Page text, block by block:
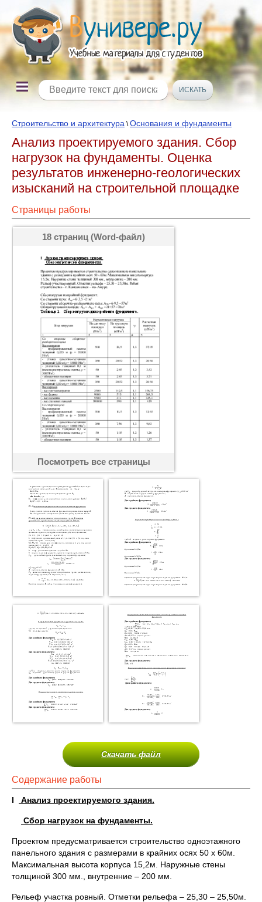
Строительство и архитектура \Основания и фундаменты
Анализ проектируемого здания. Сбор
нагрузок на фундаменты. Оценка
результатов инженерно-геологических
изысканий на строительной площадке
Страницы работы
18 страниц (Word-файл)
Посмотреть все страницы
Скачать файл
Содержание работы
I Анализ проектируемого здания.
Сбор нагрузок на фундаменты.
Проектом предусматривается строительство одноэтажного
панельного здания с размерами в крайних осях 50 х 60м.
Максимальная высота корпуса 15,2м. Наружные стены
толщиной 300 мм., внутренние – 200 мм.
Рельеф участка ровный. Отметки рельефа – 25,30 – 25,50м.